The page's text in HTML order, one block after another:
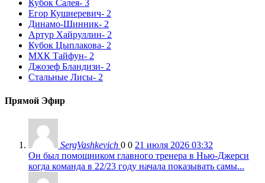
Кубок Салея- 3
Егор Кушнеревич- 2
Динамо-Шинник- 2
Артур Хайруллин- 2
Кубок Цыплакова- 2
МХК Тайфун- 2
Джозеф Бландизи- 2
Стальные Лисы- 2
Прямой Эфир
SergVashkevich 0 0 21 июля 2026 03:32
Он был помощником главного тренера в Нью-Джерси
когда команда в 22/23 году начала показывать самы...